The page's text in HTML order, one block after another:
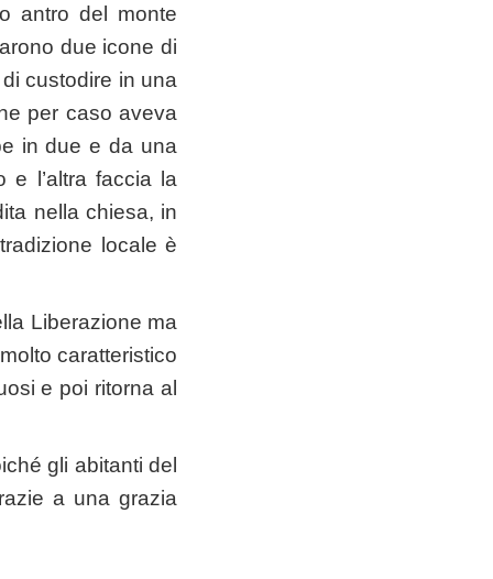
antro del monte
due icone di
custodire in una
per caso aveva
in due e da una
e l’altra faccia la
nella chiesa, in
locale è
Liberazione ma
caratteristico
e poi ritorna al
gli abitanti del
a una grazia